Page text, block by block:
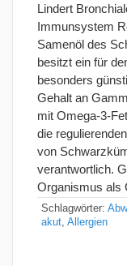
Lindert
Immunsystem
Samenöl des
besitzt ein für
besonders
Gehalt an
mit Omega-3-
die
von
verantwortlich.
Organismus als
Schlagwörter:
akut Allergien